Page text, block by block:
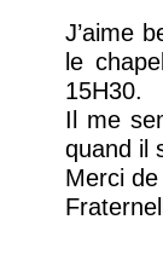
J’aime
le
15H30.
Il me
quand il
Merci